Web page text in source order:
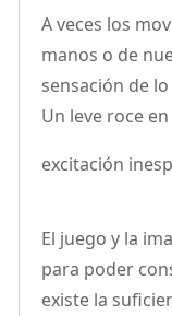
A veces los
manos o de
sensación de
Un leve roce
excitación
El juego y la
para poder
existe la